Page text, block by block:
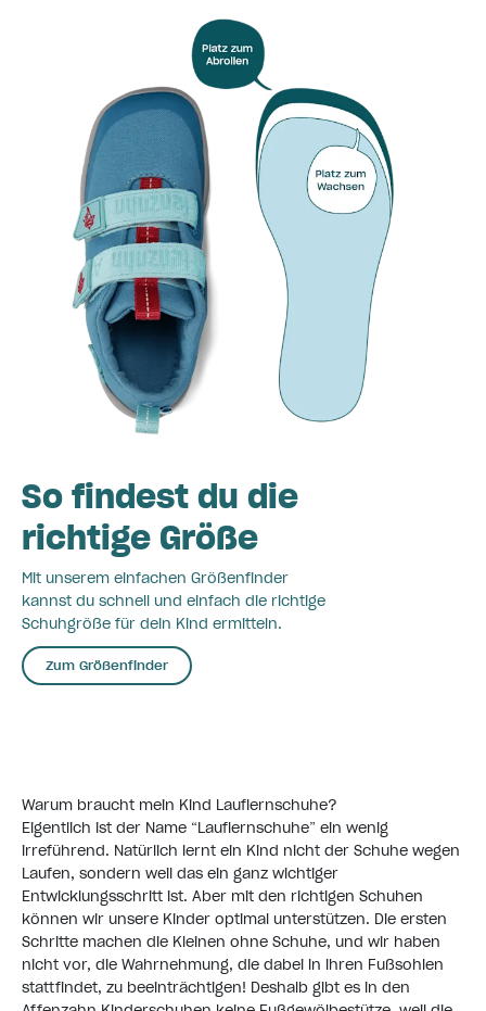
So findest du die
richtige Größe
Mit unserem einfachen Größenfinder
kannst du schnell und einfach die richtige
Schuhgröße für dein Kind ermitteln.
Zum Größenfinder
Warum braucht mein Kind Lauflernschuhe?
Eigentlich ist der Name “Lauflernschuhe” ein wenig
irreführend. Natürlich lernt ein Kind nicht der Schuhe wegen
Laufen, sondern weil das ein ganz wichtiger
Entwicklungsschritt ist. Aber mit den richtigen Schuhen
können wir unsere Kinder optimal unterstützen. Die ersten
Schritte machen die Kleinen ohne Schuhe, und wir haben
nicht vor, die Wahrnehmung, die dabei in ihren Fußsohlen
stattfindet, zu beeinträchtigen! Deshalb gibt es in den